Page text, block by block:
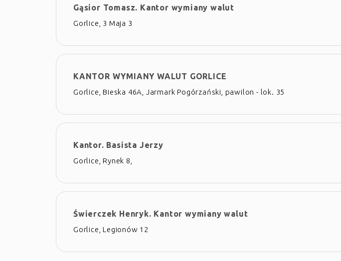
Gąsior Tomasz. Kantor wymiany walut
Gorlice, 3 Maja 3
KANTOR WYMIANY WALUT GORLICE
Gorlice, Bieska 46A, Jarmark Pogórzański, pawilon - lok. 35
Kantor. Basista Jerzy
Gorlice, Rynek 8,
Świerczek Henryk. Kantor wymiany walut
Gorlice, Legionów 12